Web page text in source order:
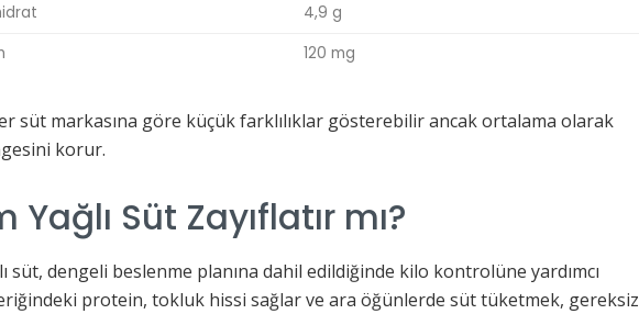
4,9 g
120 mg
süt markasına göre küçük farklılıklar gösterebilir ancak ortalama olarak
korur.
Yağlı Süt Zayıflatır mı?
süt, dengeli beslenme planına dahil edildiğinde kilo kontrolüne yardımcı
protein, tokluk hissi sağlar ve ara öğünlerde süt tüketmek, gereksiz